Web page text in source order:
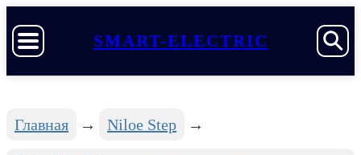
SMART-ELECTRIC
Главная Niloe Step